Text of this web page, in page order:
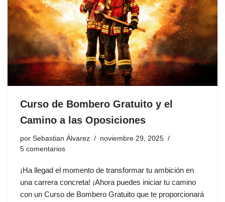
Curso de Bombero Gratuito y el
Camino a las Oposiciones
por Sebastian Álvarez
noviembre 29, 2025
5 comentarios
¡Ha llegad el momento de transformar tu ambición en
una carrera concreta! ¡Ahora puedes iniciar tu camino
con un Curso de Bombero Gratuito que te proporcionará